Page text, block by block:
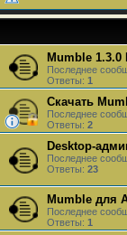
Mumble 1.3.0
Последнее
Ответы: 1
Скачать
Последнее
Ответы: 2
Desktop-
Последнее
Ответы: 23
Mumble для
Последнее
Ответы: 1